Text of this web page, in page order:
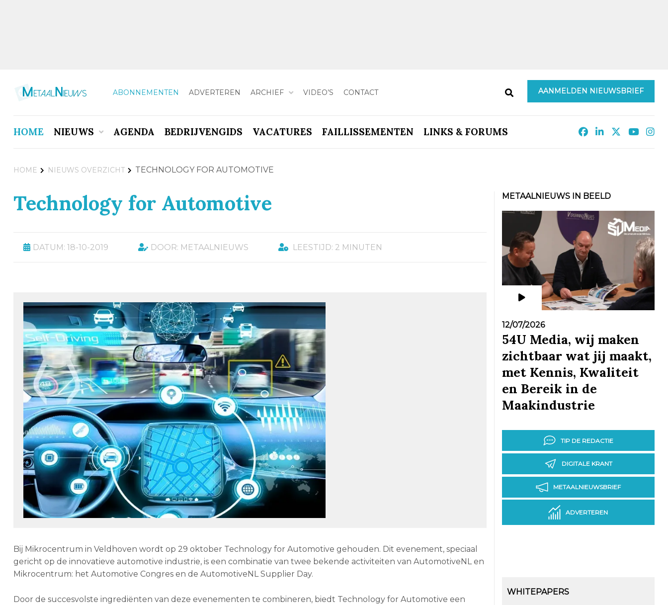
ABONNEMENTEN ADVERTEREN ARCHIEF VIDEO’S CONTACT AANMELDEN NIEUWSBRIEF
HOME NIEUWS AGENDA BEDRIJVENGIDS VACATURES FAILLISSEMENTEN LINKS & FORUMS
HOME NIEUWS OVERZICHT TECHNOLOGY FOR AUTOMOTIVE
Technology for Automotive
DATUM: 18-10-2019 DOOR: METAALNIEUWS LEESTIJD: 2 MINUTEN
Bij Mikrocentrum in Veldhoven wordt op 29 oktober Technology for Automotive gehouden. Dit evenement, speciaal
gericht op de innovatieve automotive industrie, is een combinatie van twee bekende activiteiten van AutomotiveNL en
Mikrocentrum: het Automotive Congres en de AutomotiveNL Supplier Day.
Door de succesvolste ingrediënten van deze evenementen te combineren, biedt Technology for Automotive een
METAALNIEUWS IN BEELD
12/07/2026
54U Media, wij maken
zichtbaar wat jij maakt,
met Kennis, Kwaliteit
en Bereik in de
Maakindustrie
TIP DE REDACTIE
DIGITALE KRANT
METAALNIEUWSBRIEF
ADVERTEREN
WHITEPAPERS